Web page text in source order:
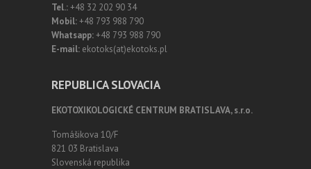
Tel.:+48 32 202 90 34
Mobil:+48 793 988 790
Whatsapp:+48 793 988 790
E-mail: ekotoks(at)ekotoks.pl
REPUBLICA SLOVACIA
EKOTOXIKOLOGICKÉ CENTRUM BRATISLAVA, s.r.o.
Tomášikova 10/F
821 03 Bratislava
Slovenská republika